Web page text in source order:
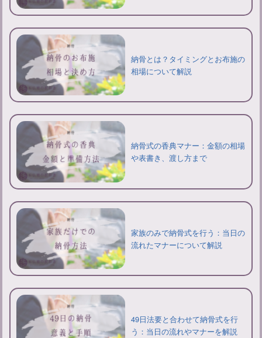
納骨とは？タイミングとお布施の
相場について解説
納骨式の香典マナー：金額の相場
や表書き、渡し方まで
家族のみで納骨式を行う：当日の
流れたマナーについて解説
49日法要と合わせて納骨式を行
う：当日の流れやマナーを解説